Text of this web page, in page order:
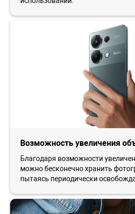
Возможность увеличения
Благодаря возможности
можно бесконечно хранить
пытаясь периодически